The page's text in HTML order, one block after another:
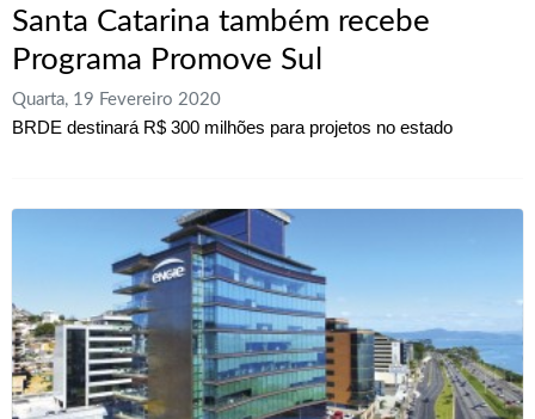
Santa Catarina também recebe
Programa Promove Sul
Quarta, 19 Fevereiro 2020
BRDE destinará R$ 300 milhões para projetos no estado